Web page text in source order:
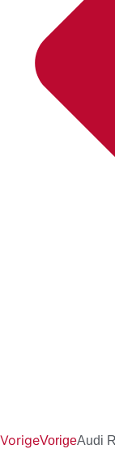
VorigeVorigeAudi